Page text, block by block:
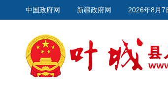
中国政府网 新疆政府网 2026年8月